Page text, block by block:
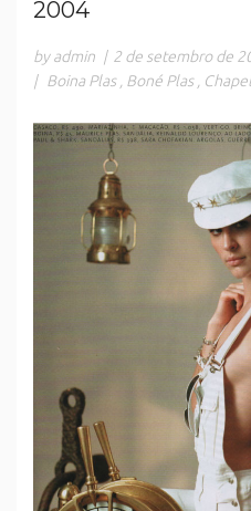
2004
by admin | 2 de setembro de
| Boina Plas , Boné Plas ,